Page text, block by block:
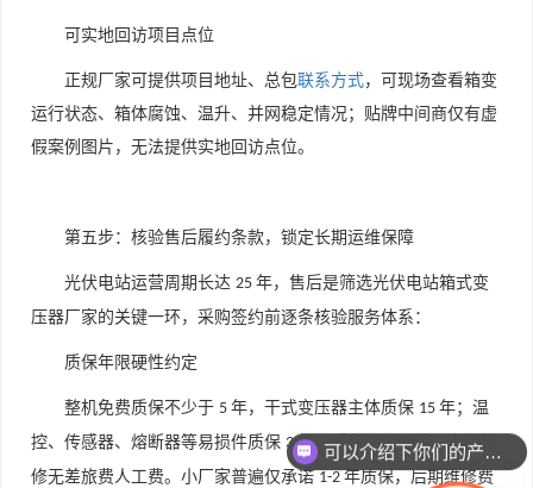
可实地回访项目点位
正规厂家可提供项目地址、总包联系方式，可现场查看箱变
运行状态、箱体腐蚀、温升、并网稳定情况；贴牌中间商仅有虚
假案例图片，无法提供实地回访点位。
第五步：核验售后履约条款，锁定长期运维保障
光伏电站运营周期长达 25 年，售后是筛选光伏电站箱式变
压器厂家的关键一环，采购签约前逐条核验服务体系：
质保年限硬性约定
整机免费质保不少于 5 年，干式变压器主体质保 15 年；温
控、传感器、熔断器等易损件质保 3年，质保期内配件、上门检
修无差旅费人工费。小厂家普遍仅承诺1-2年质保，后期维修费
可以介绍下你们的产品么
你们是怎么收费的呢